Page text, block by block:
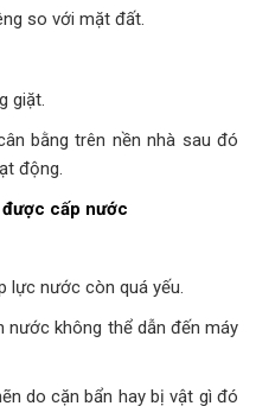
so với mặt đất.
giặt.
bằng trên nền nhà sau đó
động.
cấp nước
lực nước còn quá yếu.
không thể dẫn đến máy
do cặn bẩn hay bị vật gì đó